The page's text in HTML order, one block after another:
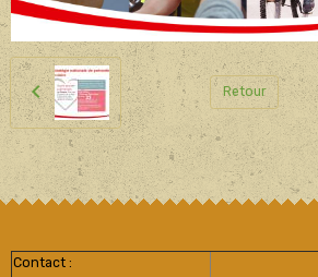
Retour
Contact :